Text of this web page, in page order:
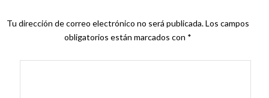
Tu dirección de correo electrónico no será publicada.Los campos
obligatorios están marcados con *